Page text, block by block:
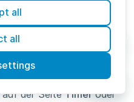
nund
verfügbar.
auf den Seiten
Segmente.
auf der SeiteTimeroder
all
all